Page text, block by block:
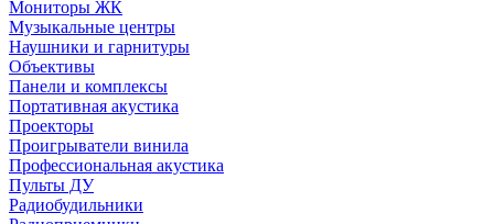
Мониторы ЖК
Музыкальные центры
Наушники и гарнитуры
Объективы
Панели и комплексы
Портативная акустика
Проекторы
Проигрыватели винила
Профессиональная акустика
Пульты ДУ
Радиобудильники